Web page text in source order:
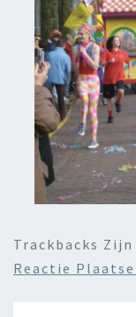
Trackbacks
Reactie